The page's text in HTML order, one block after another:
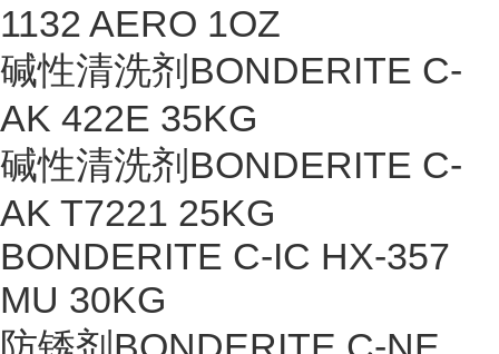
1132 AERO 1OZ
碱性清洗剂BONDERITE C-
AK 422E 35KG
碱性清洗剂BONDERITE C-
AK T7221 25KG
BONDERITE C-IC HX-357
MU 30KG